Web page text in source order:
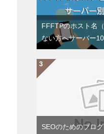
FFFTPのホスト名
ない方へサーバー
SEOのためのブロ